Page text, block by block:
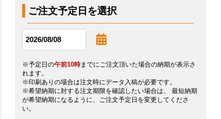
ご注文予定日を選択
※予定日の午前10時までにご注文頂いた場合の納期が表示さ
れます。
※印刷ありの場合は注文時にデータ入稿が必要です。
※希望納期に対する注文期限を確認したい場合は、 最短納期
が希望納期になるように、ご注文予定日を変更してくださ
い。